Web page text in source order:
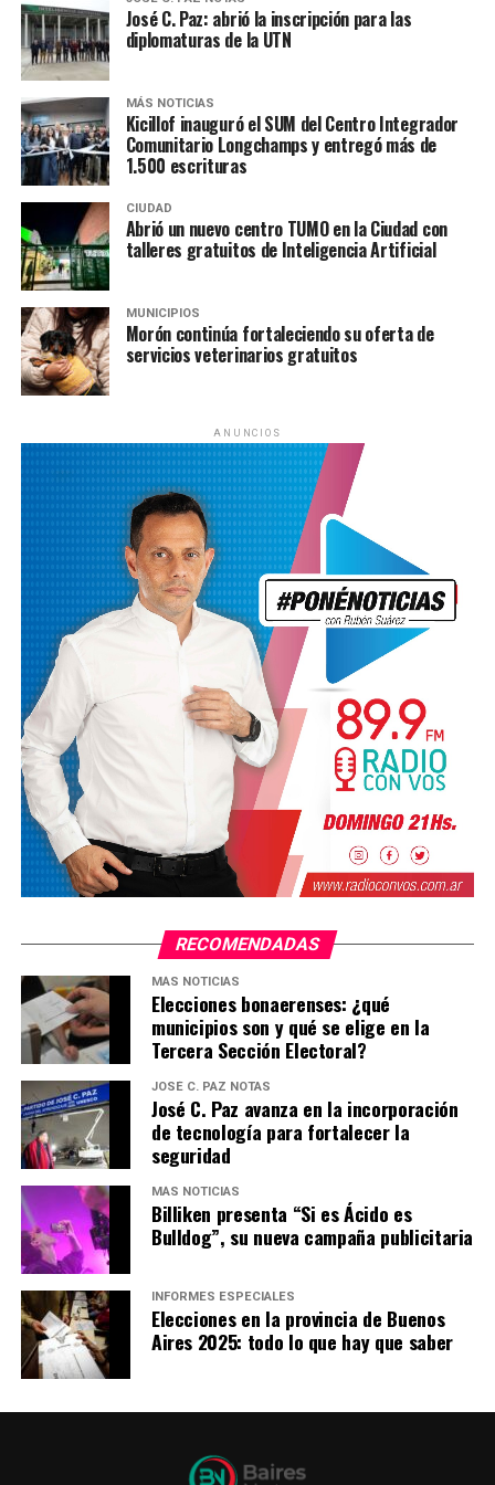
inscriptos en el Registro Único Habitacional
y cooperativas, fomenta la economía social y promueve
la articulación con programas de formación técnica.
Además, contribuye a diversificar la matriz productiva
del municipio, reduciendo la dependencia de actividades
informales y fortaleciendo la autonomía económica de
la comunidad.
Con esta ampliación,
modelo de desarrollo sustentable, capaz de atraer
inversiones, generar valor agregado y posicionarse como
referente en la región noroeste del conurbano
bonaerense.
Seguimos realizando los
trabajos de ampliación del
Polo productivo de
#JoséCPaz. Se trata del
techado del 4° galpón de
1200 m2, que aportará una
mayor capacidad y por lo
tanto, una mejor
producción.
pic.twitter.com/NfCnohXKo0
— Municipalidad de José C.
Paz (@MuniJoseCPaz)May
19, 2026
José C. Paz: abrió la inscripción para las
diplomaturas de la UTN
MÁS NOTICIAS
Kicillof inauguró el SUM del Centro Integrador
Comunitario Longchamps y entregó más de
1.500 escrituras
CIUDAD
Abrió un nuevo centro TUMO en la Ciudad con
talleres gratuitos de Inteligencia Artificial
MUNICIPIOS
Morón continúa fortaleciendo su oferta de
servicios veterinarios gratuitos
ANUNCIOS
RECOMENDADAS
MÁS NOTICIAS
Elecciones bonaerenses: ¿qué
municipios son y qué se elige en la
Tercera Sección Electoral?
JOSÉ C. PAZ NOTAS
José C. Paz avanza en la incorporación
de tecnología para fortalecer la
seguridad
MÁS NOTICIAS
Billiken presenta “Si es Ácido es
Bulldog”, su nueva campaña publicitaria
INFORMES ESPECIALES
Elecciones en la provincia de Buenos
Aires 2025: todo lo que hay que saber